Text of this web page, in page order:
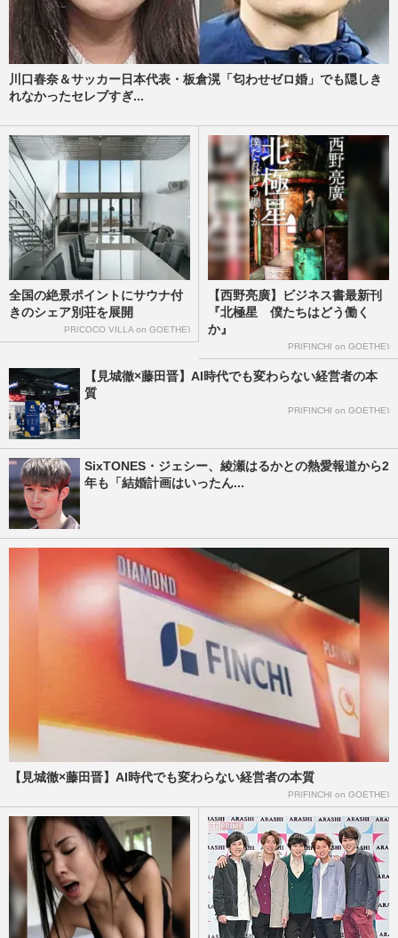
川口春奈＆サッカー日本代表・板倉滉「匂わせゼロ婚」でも隠しき
れなかったセレブすぎ...
全国の絶景ポイントにサウナ付
きのシェア別荘を展開
PR(COCO VILLA on GOETHE)
【西野亮廣】ビジネス書最新刊
『北極星 僕たちはどう働く
か』
PR(FINCHI on GOETHE)
【見城徹×藤田晋】AI時代でも変わらない経営者の本
質
PR(FINCHI on GOETHE)
SixTONES・ジェシー、綾瀬はるかとの熱愛報道から2
年も「結婚計画はいったん...
【見城徹×藤田晋】AI時代でも変わらない経営者の本質
PR(FINCHI on GOETHE)